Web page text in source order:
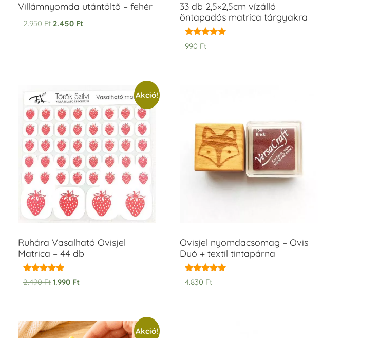
Villámnyomda utántöltő – fehér
2.950Ft 2.450 Ft
33 db 2,5×2,5cm vízálló
öntapadós matrica tárgyakra
Értékelés:
5.00
990 Ft
Akció!
Ruhára Vasalható Ovisjel
Matrica – 44 db
Értékelés:
5.00
2.490Ft 1.990 Ft
Ovisjel nyomdacsomag – Ovis
Duó + textil tintapárna
Értékelés:
5.00
4.830 Ft
Akció!